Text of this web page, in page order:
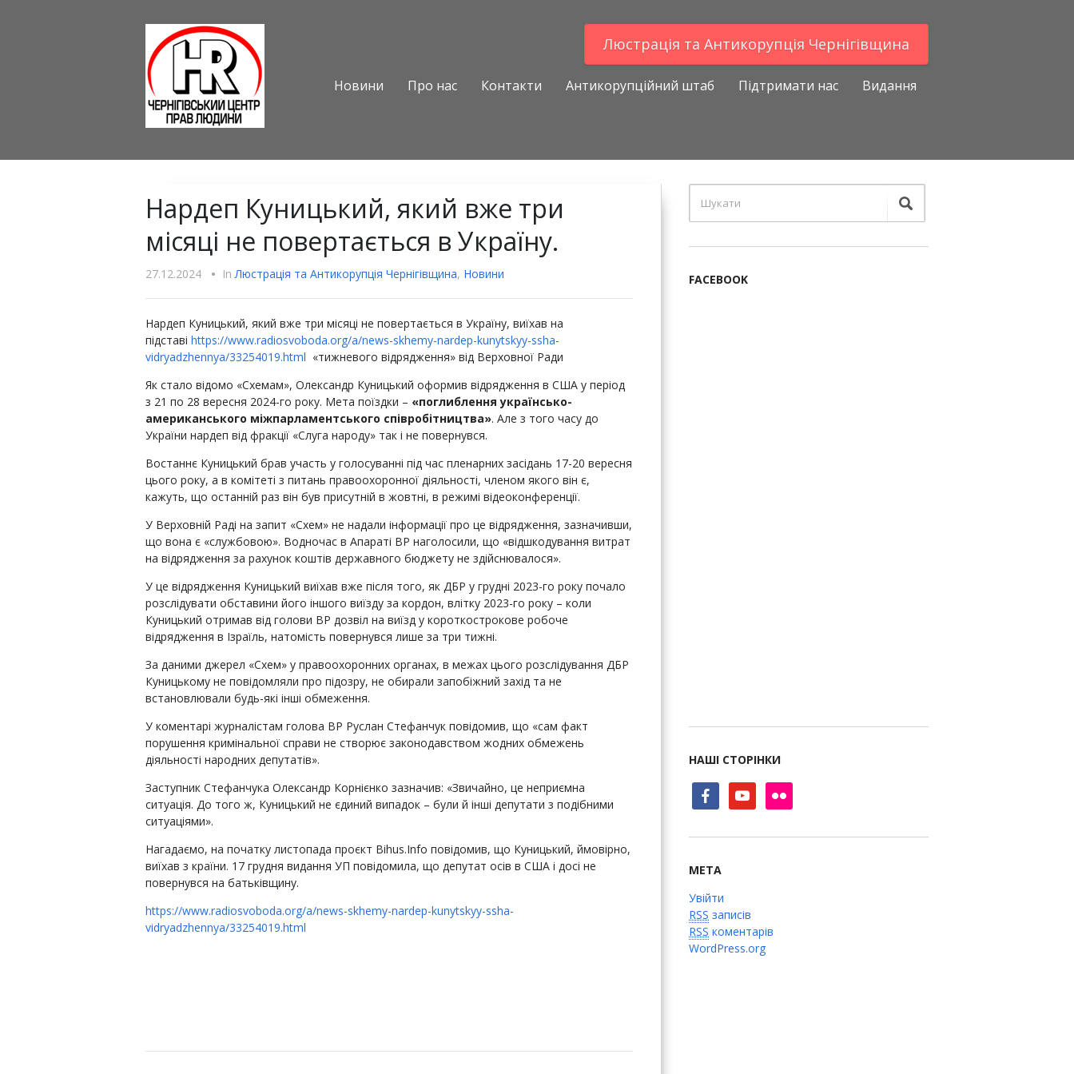
Люстрацiя та Антикорупцiя Чернігівщина
Новини Про нас Контакти Антикорупційний штаб Підтримати нас Видання
Нардеп Куницький, який вже три
місяці не повертається в Україну.
27.12.2024 • InЛюстрацiя та Антикорупцiя Чернігівщина, Новини
Нардеп Куницький, який вже три місяці не повертається в Україну, виїхав на
підставі https://www.radiosvoboda.org/a/news-skhemy-nardep-kunytskyy-ssha-
vidryadzhennya/33254019.html «тижневого відрядження» від Верховної Ради
Як стало відомо «Схемам», Олександр Куницький оформив відрядження в США у період
з 21 по 28 вересня 2024-го року. Мета поїздки – «поглиблення українсько-
американського міжпарламентського співробітництва». Але з того часу до
України нардеп від фракції «Слуга народу» так і не повернувся.
Востаннє Куницький брав участь у голосуванні під час пленарних засідань 17-20 вересня
цього року, а в комітеті з питань правоохоронної діяльності, членом якого він є,
кажуть, що останній раз він був присутній в жовтні, в режимі відеоконференції.
У Верховній Раді на запит «Схем» не надали інформації про це відрядження, зазначивши,
що вона є «службовою». Водночас в Апараті ВР наголосили, що «відшкодування витрат
на відрядження за рахунок коштів державного бюджету не здійснювалося».
У це відрядження Куницький виїхав вже після того, як ДБР у грудні 2023-го року почало
розслідувати обставини його іншого виїзду за кордон, влітку 2023-го року – коли
Куницький отримав від голови ВР дозвіл на виїзд у короткострокове робоче
відрядження в Ізраїль, натомість повернувся лише за три тижні.
За даними джерел «Схем» у правоохоронних органах, в межах цього розслідування ДБР
Куницькому не повідомляли про підозру, не обирали запобіжний захід та не
встановлювали будь-які інші обмеження.
У коментарі журналістам голова ВР Руслан Стефанчук повідомив, що «сам факт
порушення кримінальної справи не створює законодавством жодних обмежень
діяльності народних депутатів».
Заступник Стефанчука Олександр Корнієнко зазначив: «Звичайно, це неприємна
ситуація. До того ж, Куницький не єдиний випадок – були й інші депутати з подібними
ситуаціями».
Нагадаємо, на початку листопада проєкт Bihus.Info повідомив, що Куницький, ймовірно,
виїхав з країни. 17 грудня видання УП повідомила, що депутат осів в США і досі не
повернувся на батьківщину.
https://www.radiosvoboda.org/a/news-skhemy-nardep-kunytskyy-ssha-
vidryadzhennya/33254019.html
FACEBOOK
НАШІ СТОРІНКИ
facebookyoutube flickr
МЕТА
Увійти
RSS записів
RSS коментарів
WordPress.org